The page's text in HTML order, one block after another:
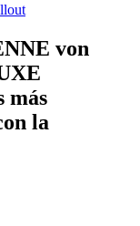
von
más
la